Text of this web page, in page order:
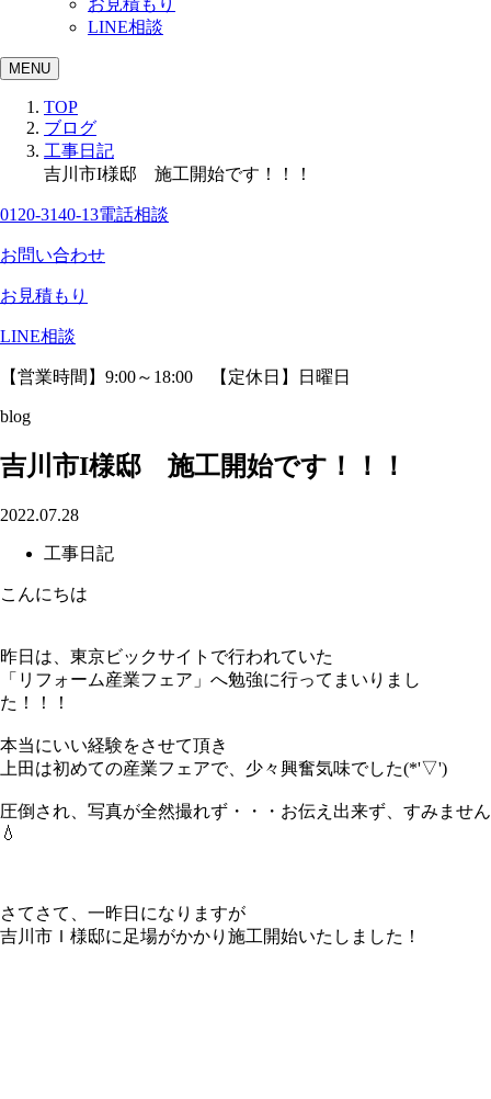
LINE相談
MENU
TOP
ブログ
工事日記
吉川市I様邸 施工開始です！！！
0120-3140-13電話相談
お問い合わせ
お見積もり
LINE相談
【営業時間】9:00～18:00 【定休日】日曜日
blog
吉川市I様邸 施工開始です！！！
2022.07.28
工事日記
こんにちは
昨日は、東京ビックサイトで行われていた
「リフォーム産業フェア」へ勉強に行ってまいりまし
た！！！
本当にいい経験をさせて頂き
上田は初めての産業フェアで、少々興奮気味でした(*'▽')
圧倒され、写真が全然撮れず・・・お伝え出来ず、すみません
💧
さてさて、一昨日になりますが
吉川市Ｉ様邸に足場がかかり施工開始いたしました！